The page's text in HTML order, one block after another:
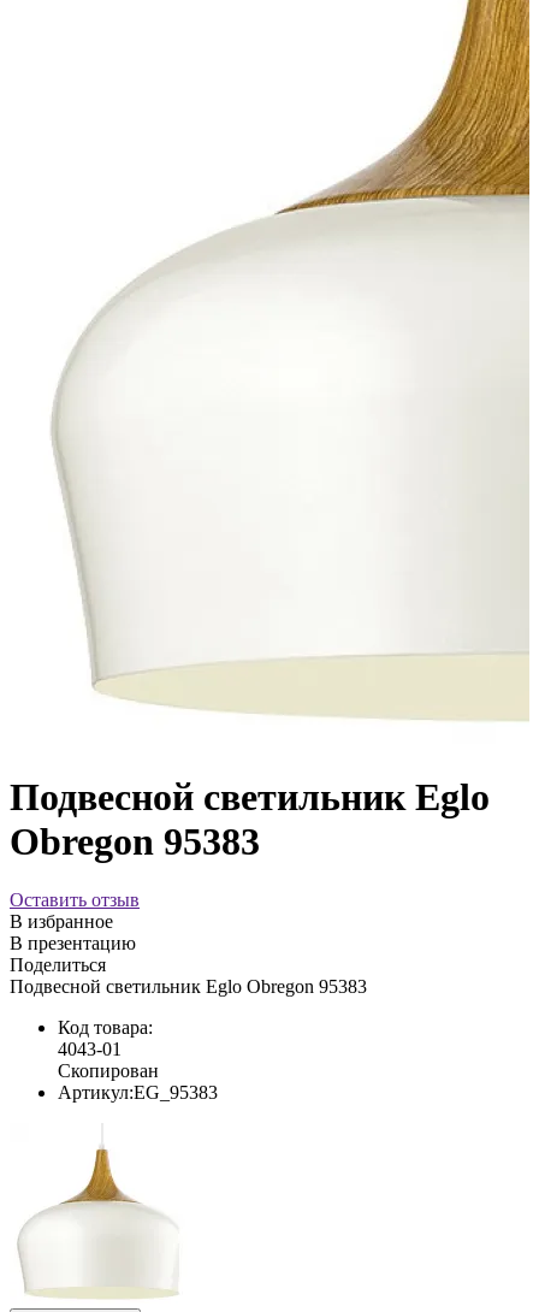
Подвесной светильник Eglo
Obregon 95383
Оставить отзыв
В избранное
В презентацию
Поделиться
Подвесной светильник Eglo Obregon 95383
Код товара:
4043-01
Скопирован
Артикул:EG_95383